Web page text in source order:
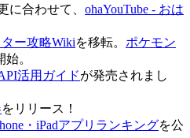
に合わせて、 ohaYouTube - おは
ー攻略Wikiを移転。 ポケモン
始。
活用ガイドが発売されまし
をリリース！
・iPadアプリランキングを公